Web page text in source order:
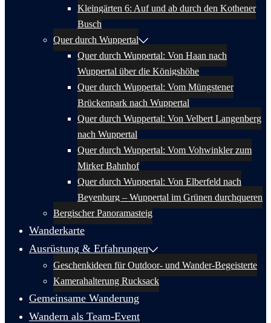
Kleingärten 6: Auf und ab durch den Kothener
Busch
Quer durch Wuppertal
Quer durch Wuppertal: Von Haan nach
Wuppertal über die Königshöhe
Quer durch Wuppertal: Vom Müngstener
Brückenpark nach Wuppertal
Quer durch Wuppertal: Von Velbert Langenberg
nach Wuppertal
Quer durch Wuppertal: Vom Vohwinkler zum
Mirker Bahnhof
Quer durch Wuppertal: Von Elberfeld nach
Beyenburg – Wuppertal im Grünen durchqueren
Bergischer Panoramasteig
Wanderkarte
Ausrüstung & Erfahrungen
Geschenkideen für Outdoor- und Wander-Begeisterte
Kamerahalterung Rucksack
Gemeinsame Wanderung
Wandern als Team-Event